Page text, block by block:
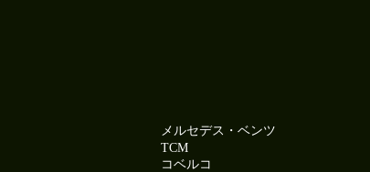
メルセデス・ベンツ
TCM
コベルコ